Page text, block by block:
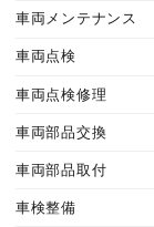
車両メンテナンス
車両点検
車両点検修理
車両部品交換
車両部品取付
車検整備